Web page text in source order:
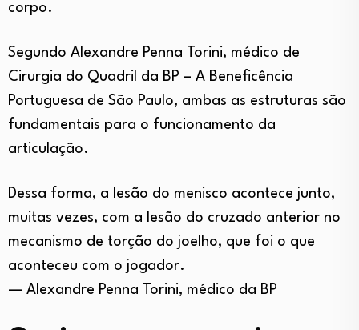
corpo.
Segundo Alexandre Penna Torini, médico de
Cirurgia do Quadril da BP – A Beneficência
Portuguesa de São Paulo, ambas as estruturas são
fundamentais para o funcionamento da
articulação.
Dessa forma, a lesão do menisco acontece junto,
muitas vezes, com a lesão do cruzado anterior no
mecanismo de torção do joelho, que foi o que
aconteceu com o jogador.
— Alexandre Penna Torini, médico da BP